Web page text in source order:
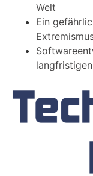
Welt
Ein